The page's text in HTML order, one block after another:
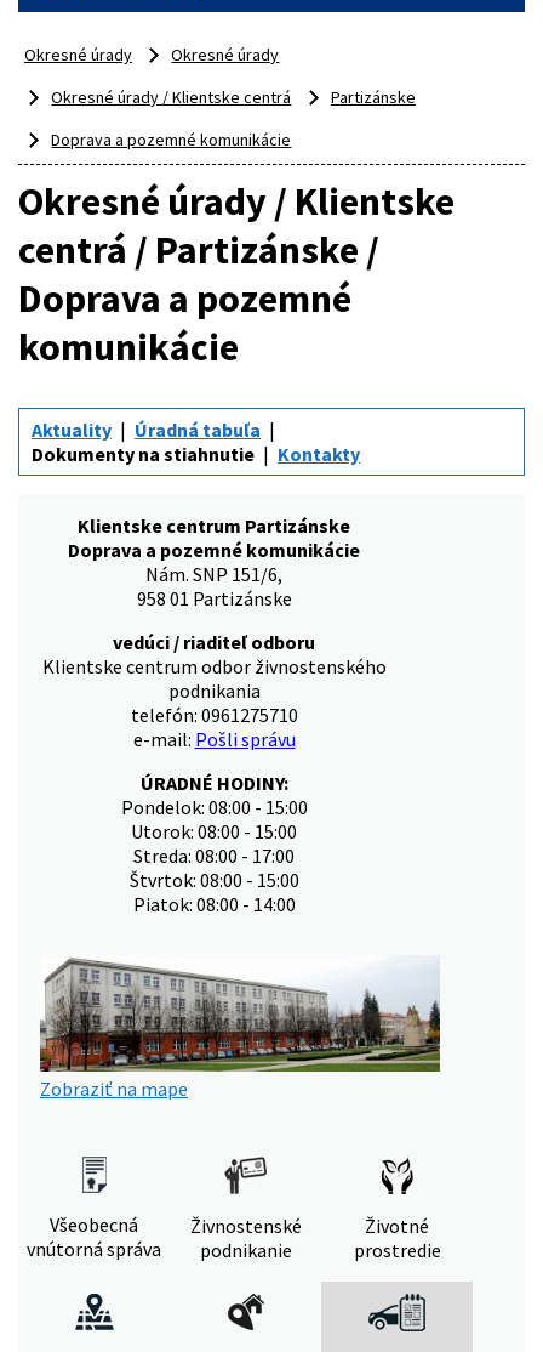
Okresné úrady
Okresné úrady
Okresné úrady / Klientske centrá
Partizánske
Doprava a pozemné komunikácie
Okresné úrady / Klientske
centrá / Partizánske /
Doprava a pozemné
komunikácie
Aktuality
Úradná tabuľa
Dokumenty na stiahnutie
Kontakty
Klientske centrum Partizánske
Doprava a pozemné komunikácie
Nám. SNP 151/6,
958 01 Partizánske
vedúci / riaditeľ odboru
Klientske centrum odbor živnostenského
podnikania
telefón: 0961275710
e-mail: Pošli správu
ÚRADNÉ HODINY:
Pondelok: 08:00 - 15:00
Utorok: 08:00 - 15:00
Streda: 08:00 - 17:00
Štvrtok: 08:00 - 15:00
Piatok: 08:00 - 14:00
Zobraziť na mape
Všeobecná
vnútorná správa
Živnostenské
podnikanie
Životné
prostredie